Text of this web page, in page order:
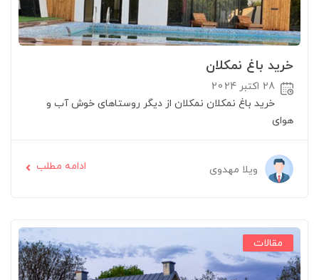
خرید باغ نمکلان
28 اکتبر 2024
خرید باغ نمکلان نمکلان از دیگر روستاهای خوش آب و
هوای
ویلا مهدوی ادامه مطلب
مقالات